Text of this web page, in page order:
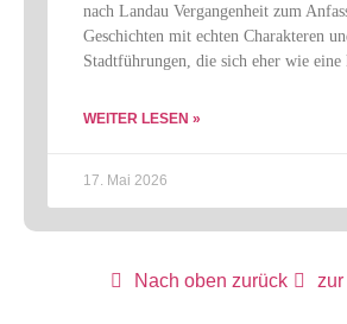
nach Landau Vergangenheit zum
Geschichten mit echten Charakteren
Stadtführungen, die sich eher wie eine
WEITER LESEN »
17. Mai 2026
Nach oben zurück